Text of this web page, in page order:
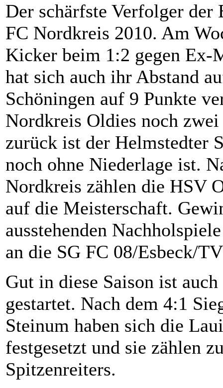
Der schärfste Verfolger der
FC Nordkreis 2010. Am
Kicker beim 1:2 gegen Ex-
hat sich auch ihr Abstand
Schöningen auf 9 Punkte
Nordkreis Oldies noch
zurück ist der Helmstedter
noch ohne Niederlage ist.
Nordkreis zählen die HSV
auf die Meisterschaft.
ausstehenden
an die SG FC 08/Esbeck/
Gut in diese Saison ist
gestartet. Nach dem 4:1
Steinum haben sich die
festgesetzt und sie zählen
Spitzenreiters.